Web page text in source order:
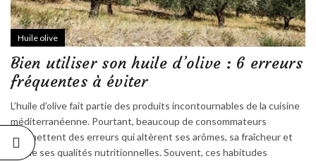
Huile olive
Bien utiliser son huile d’olive : 6 erreurs
fréquentes à éviter
L’huile d’olive fait partie des produits incontournables de la cuisine
méditerranéenne. Pourtant, beaucoup de consommateurs
commettent des erreurs qui altèrent ses arômes, sa fraîcheur et
même ses qualités nutritionnelles. Souvent, ces habitudes